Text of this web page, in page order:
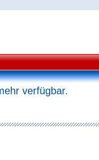
verfügbar.